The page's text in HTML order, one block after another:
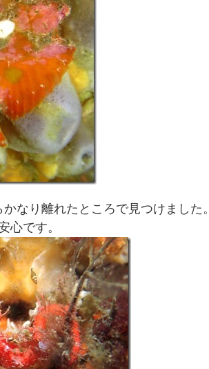
なり離れたところで見つけました。
心です。